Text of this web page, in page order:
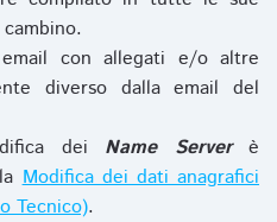
con allegati e/o altre
diverso dalla email del
dei Name Serverè
laModifica dei dati anagrafici
Tecnico).